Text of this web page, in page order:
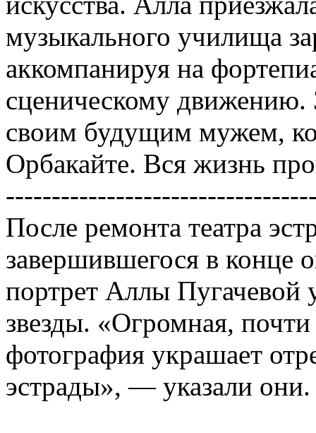
музыкального училища
аккомпанируя на
сценическому движению.
своим будущим мужем,
Орбакайте. Вся жизнь
После ремонта театра
завершившегося в конце
портрет Аллы Пугачевой
звезды. «Огромная,
фотография украшает
эстрады», — указали они.